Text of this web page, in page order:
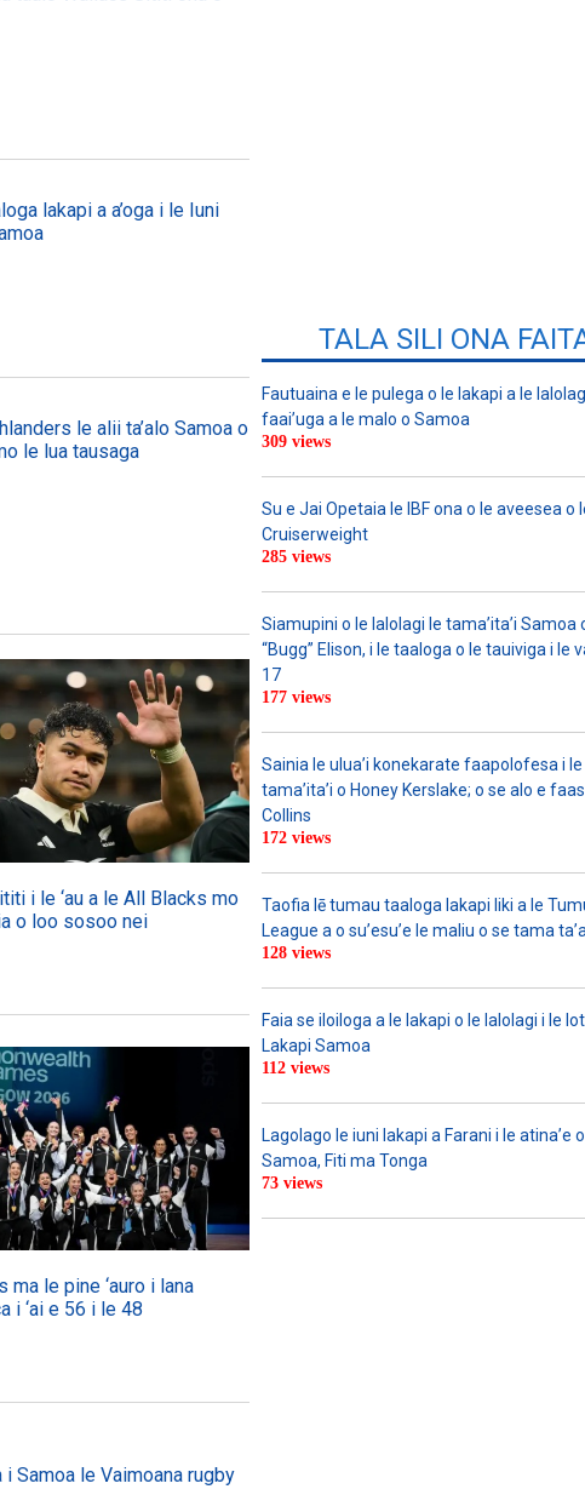
lakapi a a’oga i le Iuni
le alii ta’alo Samoa o
le lua tausaga
i le ‘au a le All Blacks mo
o loo sosoo nei
ma le pine ‘auro i lana
i ‘ai e 56 i le 48
TALA SILI ONA
Fautuaina e le pulega o le lakapi a le
faai’uga a le malo o Samoa
309 views
Su e Jai Opetaia le IBF ona o le aveesea o
Cruiserweight
285 views
Siamupini o le lalolagi le tama’ita’i Samoa
“Bugg” Elison, i le taaloga o le tauiviga i le
17
177 views
Sainia le ulua’i konekarate faapolofesa i
tama’ita’i o Honey Kerslake; o se alo e
Collins
172 views
Taofia lē tumau taaloga lakapi liki a le
League a o su’esu’e le maliu o se tama
128 views
Faia se iloiloga a le lakapi o le lalolagi i le
Lakapi Samoa
112 views
Lagolago le iuni lakapi a Farani i le atina’e
Samoa, Fiti ma Tonga
73 views
Samoa le Vaimoana rugby